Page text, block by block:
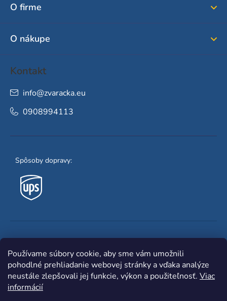
Používame súbory cookie, aby sme vám umožnili
pohodlné prehliadanie webovej stránky a vďaka analýze
neustále zlepšovali jej funkcie, výkon a použiteľnosť. Viac
informácií
O firme
O nákupe
Kontakt
info@zvaracka.eu
0908994113
Spôsoby dopravy: